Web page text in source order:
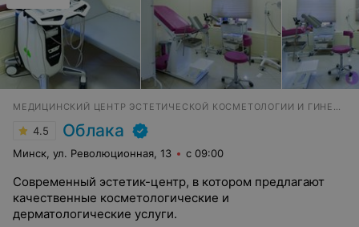
4.5 Облака
Минск, ул. Революционная, 13 с 09:00
Современный эстетик-центр, в котором предлагают
качественные косметологические и
дерматологические услуги.